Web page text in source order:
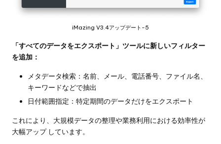
iMazing V3.4アップデート-5
「すべてのデータをエクスポート」ツールに新しいフィルター
を追加：
メタデータ検索：名前、メール、電話番号、ファイル名、
キーワードなどで抽出
日付範囲指定：特定期間のデータだけをエクスポート
これにより、大規模データの整理や業務利用における効率性が
大幅アップ しています。